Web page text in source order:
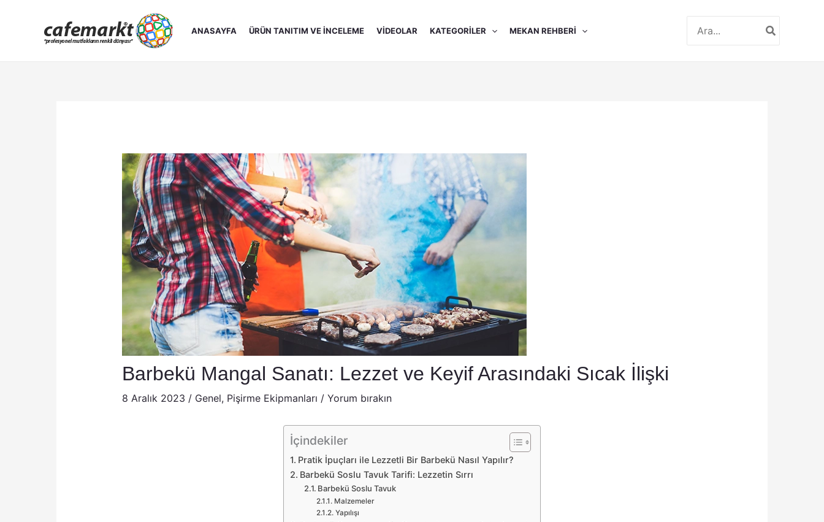
ANASAYFA ÜRÜN TANITIM VE İNCELEME VIDEOLAR KATEGORILER MEKAN REHBERI
for:
Barbekü Mangal Sanatı: Lezzet ve Keyif Arasındaki Sıcak İlişki
8 Aralık 2023 / Genel, Pişirme Ekipmanları / Yorum bırakın
İçindekiler
Pratik İpuçları ile Lezzetli Bir Barbekü Nasıl Yapılır?
Barbekü Soslu Tavuk Tarifi: Lezzetin Sırrı
Barbekü Soslu Tavuk
Malzemeler
Yapılışı